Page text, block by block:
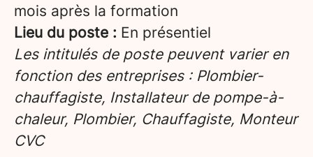
mois après la formation
Lieu du poste : En présentiel
Les intitulés de poste peuvent varier en
fonction des entreprises : Plombier-
chauffagiste, Installateur de pompe-à-
chaleur, Plombier, Chauffagiste, Monteur
CVC